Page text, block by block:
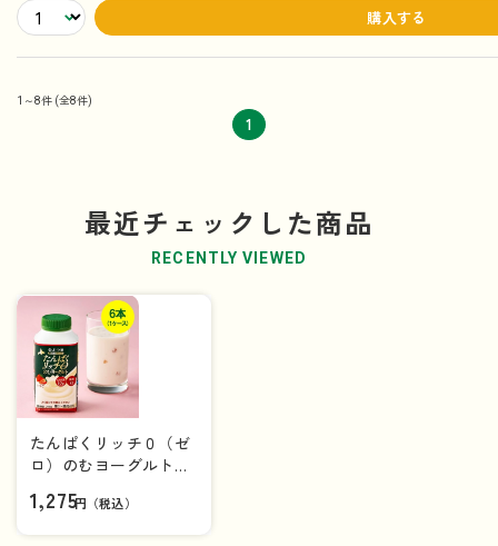
購入する
1～8件 (全8件)
1
最近チェックした商品
RECENTLY VIEWED
たんぱくリッチ０（ゼ
ロ）のむヨーグルト
（1ケース）
1,275円（税込）